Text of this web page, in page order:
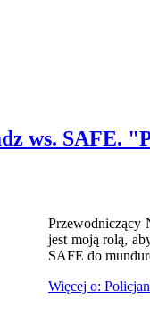
ws. SAFE.
Przewodniczący
jest moją rolą,
SAFE do
Więcej o: